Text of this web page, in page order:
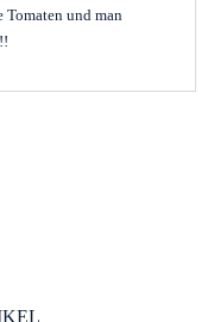
und man